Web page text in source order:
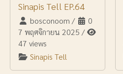
Sinapis Tell EP.64
bosconoom /
0
7 พฤศจิกายน 2025 /
47 views
Sinapis Tell